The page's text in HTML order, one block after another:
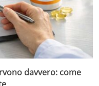
davvero: come